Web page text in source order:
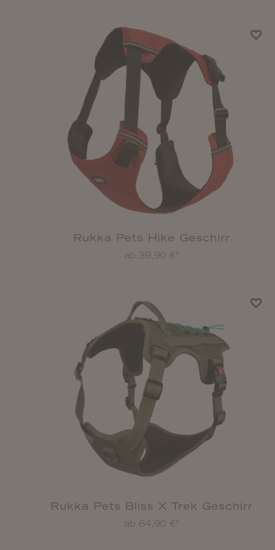
Rukka Pets Hike Geschirr
ab 39,90 €*
Rukka Pets Bliss X Trek Geschirr
ab 64,90 €*